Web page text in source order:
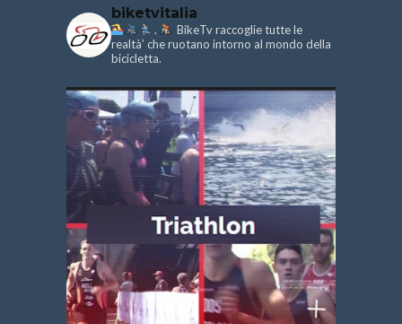
biketvitalia
.
BikeTv raccoglie tutte le
realtà’ che ruotano intorno al mondo della
bicicletta.